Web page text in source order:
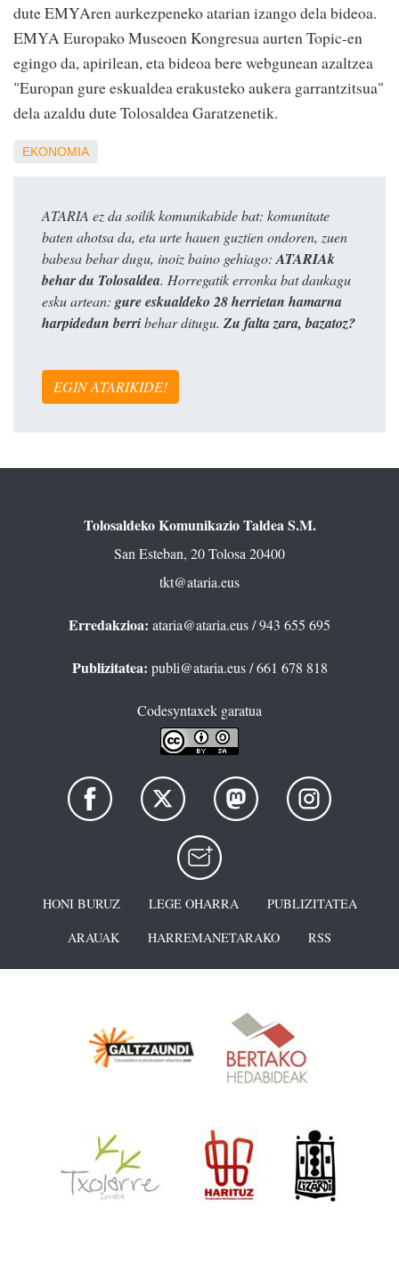
dute EMYAren aurkezpeneko atarian izango dela bideoa.
EMYA Europako Museoen Kongresua aurten Topic-en
egingo da, apirilean, eta bideoa bere webgunean azaltzea
"Europan gure eskualdea erakusteko aukera garrantzitsua"
dela azaldu dute Tolosaldea Garatzenetik.
EKONOMIA
ATARIA ez da soilik komunikabide bat: komunitate
baten ahotsa da, eta urte hauen guztien ondoren, zuen
babesa behar dugu, inoiz baino gehiago: ATARIAk
behar du Tolosaldea. Horregatik erronka bat daukagu
esku artean: gure eskualdeko 28 herrietan hamarna
harpidedun berribehar ditugu. Zu falta zara, bazatoz?
EGIN ATARIKIDE!
Tolosaldeko Komunikazio Taldea S.M.
San Esteban, 20 Tolosa 20400
tkt@ataria.eus
Erredakzioa: ataria@ataria.eus/ 943 655 695
Publizitatea: publi@ataria.eus/ 661 678 818
Codesyntaxek garatua
HONI BURUZ LEGE OHARRA
PUBLIZITATEA
ARAUAK
HARREMANETARAKO RSS